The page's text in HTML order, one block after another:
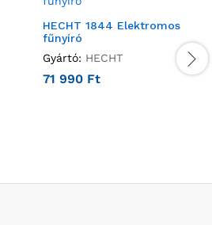
HECHT 1844 Elektromos
fűnyíró
Gyártó: HECHT
71 990 Ft